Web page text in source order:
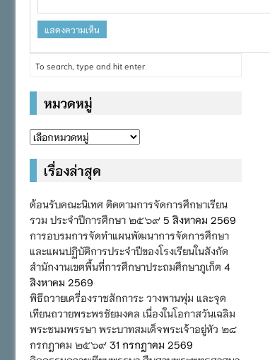
หมวดหมู่
หมวด
เรื่องล่าสุด
ต้อนรับคณะนิเทศ ติดตามการจัดการศึกษาเรียน
รวม ประจำปีการศึกษา ๒๕๖๙ 5 สิงหาคม 2569
การอบรมการจัดทำแผนพัฒนาการจัดการศึกษา
และแผนปฏิบัติการประจำปีของโรงเรียนในสังกัด
สำนักงานเขตพื้นที่การศึกษาประถมศึกษาภูเก็ต 4
สิงหาคม 2569
พิธีถวายเครื่องราชสักการะ วางพานพุ่ม และจุด
เทียนถวายพระพรชัยมงคล เนื่องในโอกาสวันเฉลิม
พระชนมพรรษา พระบาทสมเด็จพระเจ้าอยู่หัว ๒๘
กรกฎาคม ๒๕๖๙ 31 กรกฎาคม 2569